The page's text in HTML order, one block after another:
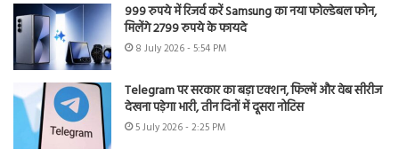
999 रुपये में रिजर्व करें Samsung का नया फोल्डेबल फोन,
मिलेंगे 2799 रुपये के फायदे
8 July 2026 - 5:54 PM
Telegram पर सरकार का बड़ा एक्शन, फिल्में और वेब सीरीज
देखना पड़ेगा भारी, तीन दिनों में दूसरा नोटिस
5 July 2026 - 2:25 PM